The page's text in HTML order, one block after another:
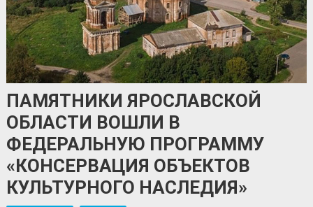
ПАМЯТНИКИ ЯРОСЛАВСКОЙ
ОБЛАСТИ ВОШЛИ В
ФЕДЕРАЛЬНУЮ ПРОГРАММУ
«КОНСЕРВАЦИЯ ОБЪЕКТОВ
КУЛЬТУРНОГО НАСЛЕДИЯ»